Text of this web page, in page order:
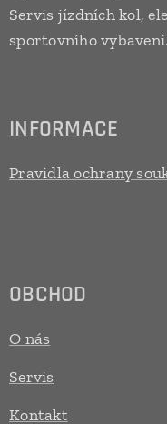
Servis jízdních kol,
sportovního vybavení.
INFORMACE
Pravidla ochrany
OBCHOD
O nás
Servis
Kontakt